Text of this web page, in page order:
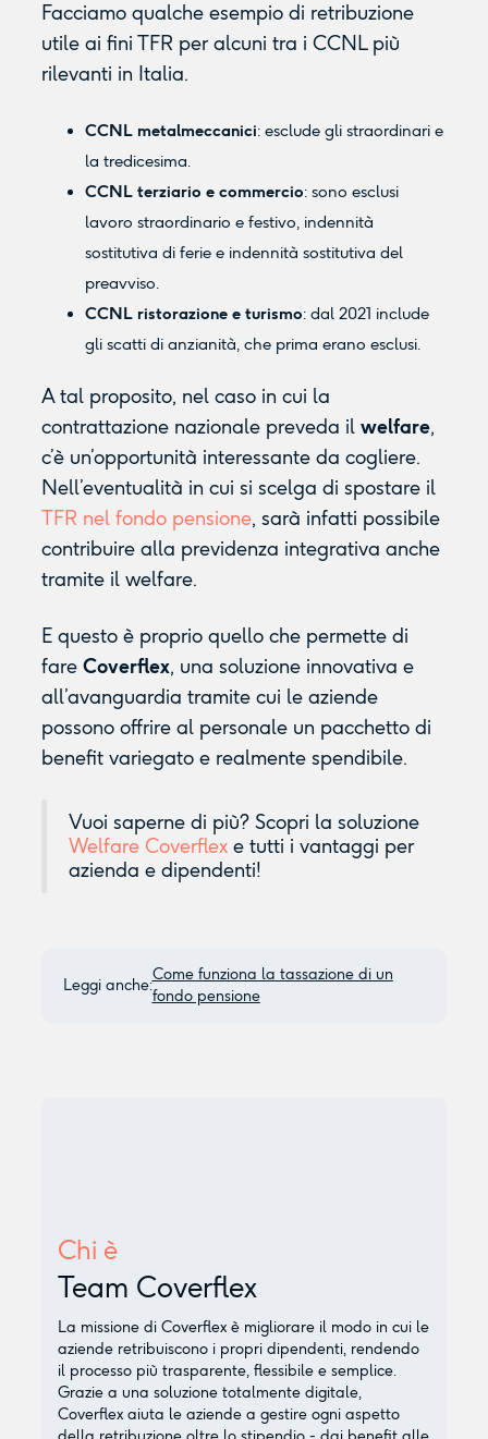
Facciamo qualche esempio di retribuzione
utile ai fini TFR per alcuni tra i CCNL più
rilevanti in Italia.
CCNL metalmeccanici: esclude gli straordinari e
la tredicesima.
CCNL terziario e commercio: sono esclusi
lavoro straordinario e festivo, indennità
sostitutiva di ferie e indennità sostitutiva del
preavviso.
CCNL ristorazione e turismo: dal 2021 include
gli scatti di anzianità, che prima erano esclusi.
A tal proposito, nel caso in cui la
contrattazione nazionale preveda il welfare,
c’è un’opportunità interessante da cogliere.
Nell’eventualità in cui si scelga di spostare il
TFR nel fondo pensione, sarà infatti possibile
contribuire alla previdenza integrativa anche
tramite il welfare.
E questo è proprio quello che permette di
fare Coverflex, una soluzione innovativa e
all’avanguardia tramite cui le aziende
possono offrire al personale un pacchetto di
benefit variegato e realmente spendibile.
Vuoi saperne di più? Scopri la soluzione
Welfare Coverflexe tutti i vantaggi per
azienda e dipendenti!
Leggi anche:
Come funziona la tassazione di un
fondo pensione
Chi è
Team Coverflex
La missione di Coverflex è migliorare il modo in cui le
aziende retribuiscono i propri dipendenti, rendendo
il processo più trasparente, flessibile e semplice.
Grazie a una soluzione totalmente digitale,
Coverflex aiuta le aziende a gestire ogni aspetto